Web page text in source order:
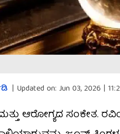
| Updated on: Jun 03, 2026 |
ಮತ್ತು ಆರೋಗ್ಯದ